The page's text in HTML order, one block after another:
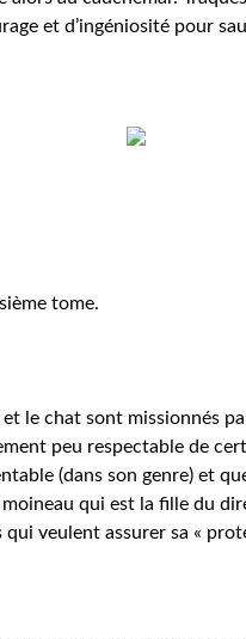
et d’ingéniosité pour
tome.
le chat sont missionnés
peu respectable de
(dans son genre) et
qui est la fille du
qui veulent assurer sa «